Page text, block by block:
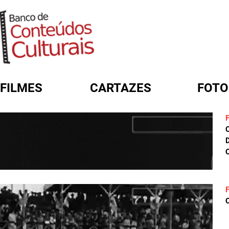
FILMES CARTAZES
FORMULÁRIO DE BUSCA